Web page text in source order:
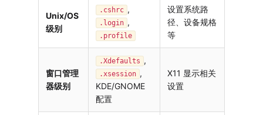
Unix/OS
级别
.cshrc ,
.login ,
.profile
设置系统路
径、设备规格
等
窗口管理
器级别
.Xdefaults ,
.xsession ,
KDE/GNOME
配置
X11 显示相关
设置